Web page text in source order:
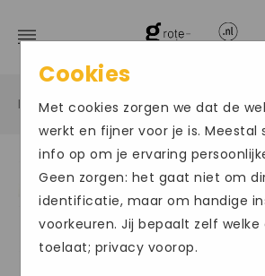
Home / Grote maten
Cookies
Met cookies zorgen we dat de
werkt en fijner voor je is. Meestal
info op om je ervaring
Geen zorgen: het gaat niet om
identificatie, maar om handige
voorkeuren. Jij bepaalt zelf welke
toelaat; privacy voorop.